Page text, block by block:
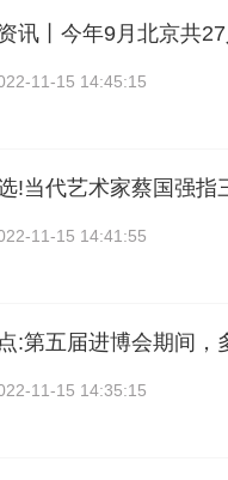
讯丨今年9月北京共
11-15 14:45:15
!当代艺术家蔡国强指
11-15 14:41:55
:第五届进博会期间，
11-15 14:35:15